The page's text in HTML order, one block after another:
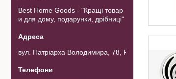
Best Home Goods - "Кращі товар
и для дому, подарунки, дрібниці"
вул. Патріарха Володимира, 78, Рожнов, Україна